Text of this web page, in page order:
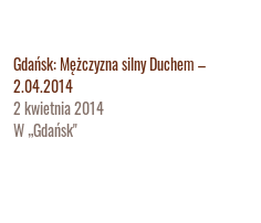
Gdańsk: Mężczyzna silny Duchem –
2.04.2014
2 kwietnia 2014
W „Gdańsk"